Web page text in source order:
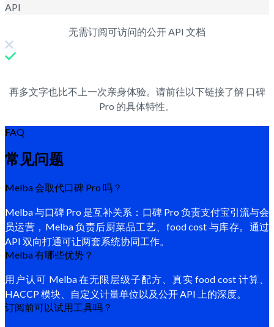
API
无需订阅可访问的公开 API 文档
再多文字也比不上一次亲身体验。请前往以下链接了解 口碑
Pro 的具体特性。
FAQ
常见问题
Melba 会取代口碑 Pro 吗？
Melba 与口碑 Pro 是互补关系：口碑 Pro 负责支付宝引流与会
员运营，Melba 负责后厨菜品工艺、food cost 与库存。通过
API 双向打通可让两套系统协同工作。
Melba 有哪些优势？
用户认可 Melba 在无限层级子配方、真实 food cost 计算、
HACCP 模块、自定义计量单位以及公开 API 上的深度。
订阅前可以试用工具吗？